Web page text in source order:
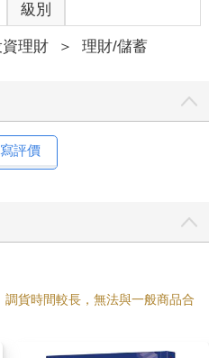
不是以前的台中縣，而且已經
以前一坪十二萬還十三萬而
關，畢竟這兩年全球原物料上
」
，但我們老家附近一堆老舊房
房子？這是市場的供需法則，
接影響，不是嗎？就像您說的
，您可能要花到六百多萬才能
的確只能去搶買老房子，房價
級別
理財 ＞ 理財/儲蓄
寫評價
貨時間較長，無法與一般商品合